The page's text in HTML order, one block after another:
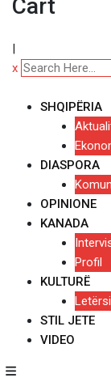
Cart
|
x
SHQIPËRIA
DIASPORA
OPINIONE
KANADA
Profil
KULTURË
Letërsi
STIL JETE
VIDEO